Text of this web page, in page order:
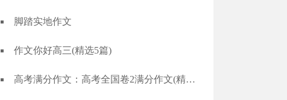
脚踏实地作文
作文你好高三(精选5篇)
高考满分作文：高考全国卷2满分作文(精选3篇)